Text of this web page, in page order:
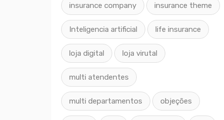
insurance company insurance theme
Inteligencia artificial life insurance
loja digital loja virutal
multi atendentes
multi departamentos objeções